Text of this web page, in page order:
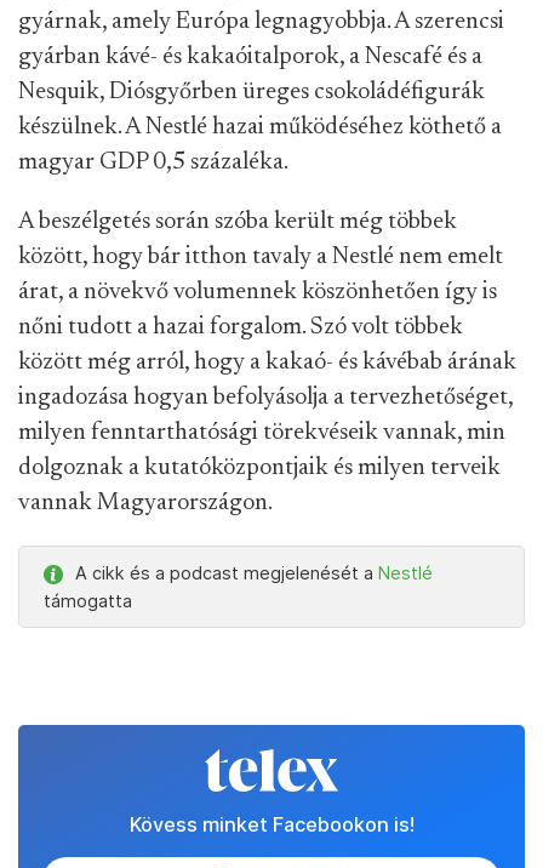
gyárnak, amely Európa legnagyobbja. A szerencsi
gyárban kávé- és kakaóitalporok, a Nescafé és a
Nesquik, Diósgyőrben üreges csokoládéfigurák
készülnek. A Nestlé hazai működéséhez köthető a
magyar GDP 0,5 százaléka.
A beszélgetés során szóba került még többek
között, hogy bár itthon tavaly a Nestlé nem emelt
árat, a növekvő volumennek köszönhetően így is
nőni tudott a hazai forgalom. Szó volt többek
között még arról, hogy a kakaó- és kávébab árának
ingadozása hogyan befolyásolja a tervezhetőséget,
milyen fenntarthatósági törekvéseik vannak, min
dolgoznak a kutatóközpontjaik és milyen terveik
vannak Magyarországon.
A cikk és a podcast megjelenését a Nestlé
támogatta
Kövess minket Facebookon is!